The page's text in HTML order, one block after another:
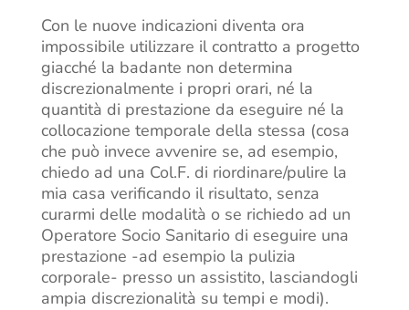
Con le nuove indicazioni diventa ora
impossibile utilizzare il contratto a progetto
giacché la badante non determina
discrezionalmente i propri orari, né la
quantità di prestazione da eseguire né la
collocazione temporale della stessa (cosa
che può invece avvenire se, ad esempio,
chiedo ad una Col.F. di riordinare/pulire la
mia casa verificando il risultato, senza
curarmi delle modalità o se richiedo ad un
Operatore Socio Sanitario di eseguire una
prestazione -ad esempio la pulizia
corporale- presso un assistito, lasciandogli
ampia discrezionalità su tempi e modi).